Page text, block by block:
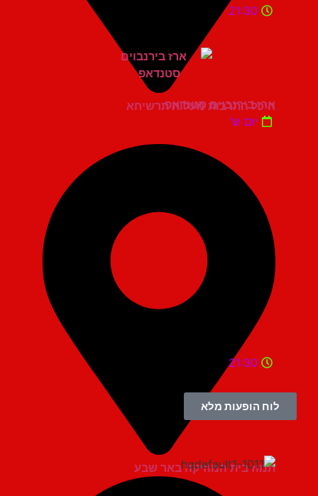
היכל התרבות מעלות תרשיחא
21:30
ארז בירנבוים סטנדאפ
יום ש'
תמוז בית המוזיקה באר שבע
21:30
לוח הופעות מלא